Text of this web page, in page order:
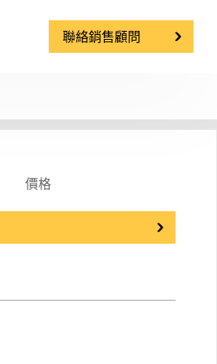
聯絡銷售顧問
價格